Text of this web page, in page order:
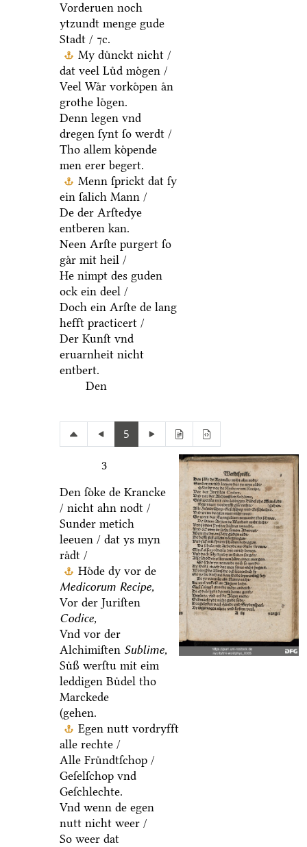
Vorderuen noch
ytzundt menge gude
Stadt / ⁊c.
My duͤnckt nicht /
dat veel Luͤd moͤgen /
Veel Waͤr vorkoͤpen aͤn
grothe loͤgen.
Denn legen vnd
dregen ſynt ſo werdt /
Tho allem koͤpende
men erer begert.
Menn ſprickt dat ſy
ein ſalich Mann /
De der Arſtedye
entberen kan.
Neen Arſte purgert ſo
gaͤr mit heil /
He nimpt des guden
ock ein deel /
Doch ein Arſte de lang
hefft practicert /
Der Kunſt vnd
eruarnheit nicht
entbert.
Den
5
3
Den ſoͤke de Krancke
/ nicht ahn nodt /
Sunder metich
leeuen / dat ys myn
raͤdt /
Hoͤde dy vor de
Medicorum Recipe,
Vor der Juriſten
Codice,
Vnd vor der
Alchimiſten Sublime,
Suͤß werſtu mit eim
leddigen Buͤdel tho
Marckede
(gehen.
Egen nutt vordryfft
alle rechte /
Alle Fruͤndtſchop /
Geſelſchop vnd
Geſchlechte.
Vnd wenn de egen
nutt nicht weer /
So weer dat